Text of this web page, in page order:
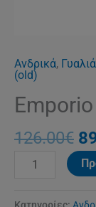
Ανδρικά,
(old)
126.00€